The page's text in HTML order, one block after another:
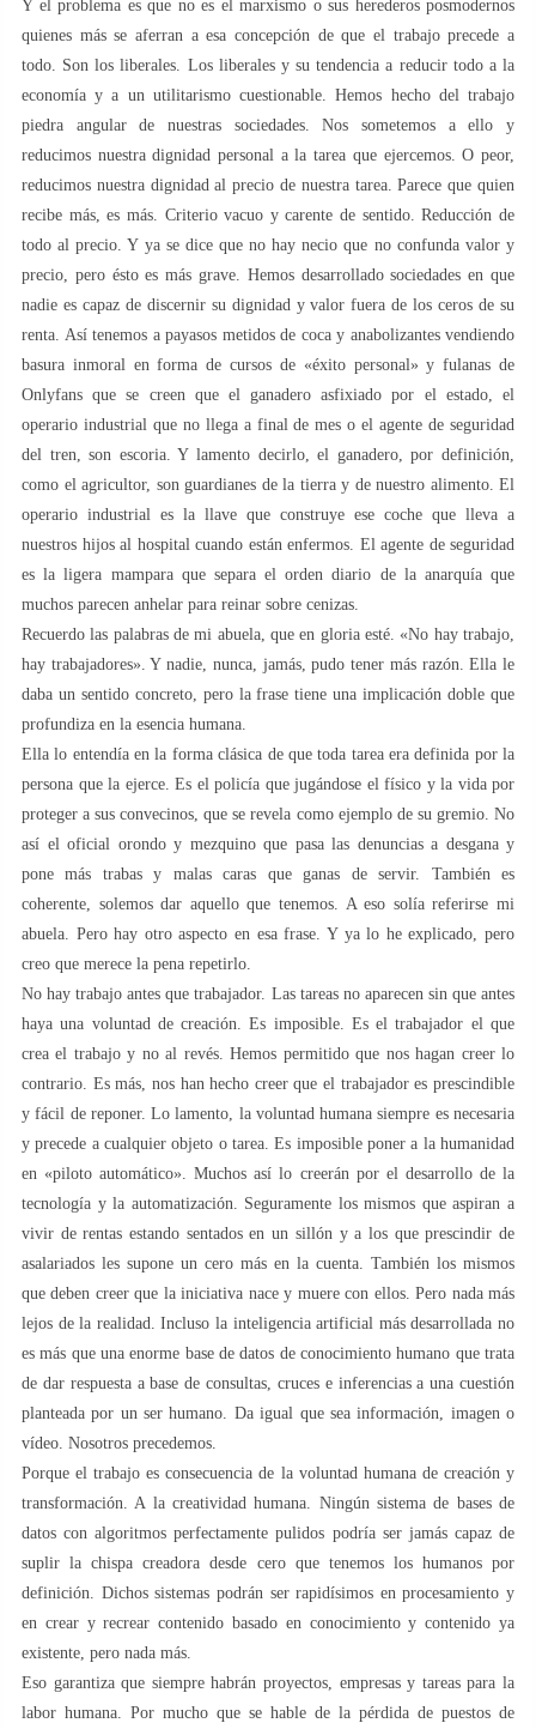
Y el problema es que no es el marxismo o sus herederos posmodernos
quienes más se aferran a esa concepción de que el trabajo precede a
todo. Son los liberales. Los liberales y su tendencia a reducir todo a la
economía y a un utilitarismo cuestionable. Hemos hecho del trabajo
piedra angular de nuestras sociedades. Nos sometemos a ello y
reducimos nuestra dignidad personal a la tarea que ejercemos. O peor,
reducimos nuestra dignidad al precio de nuestra tarea. Parece que quien
recibe más, es más. Criterio vacuo y carente de sentido. Reducción de
todo al precio. Y ya se dice que no hay necio que no confunda valor y
precio, pero ésto es más grave. Hemos desarrollado sociedades en que
nadie es capaz de discernir su dignidad y valor fuera de los ceros de su
renta. Así tenemos a payasos metidos de coca y anabolizantes vendiendo
basura inmoral en forma de cursos de «éxito personal» y fulanas de
Onlyfans que se creen que el ganadero asfixiado por el estado, el
operario industrial que no llega a final de mes o el agente de seguridad
del tren, son escoria. Y lamento decirlo, el ganadero, por definición,
como el agricultor, son guardianes de la tierra y de nuestro alimento. El
operario industrial es la llave que construye ese coche que lleva a
nuestros hijos al hospital cuando están enfermos. El agente de seguridad
es la ligera mampara que separa el orden diario de la anarquía que
muchos parecen anhelar para reinar sobre cenizas.
Recuerdo las palabras de mi abuela, que en gloria esté. «No hay trabajo,
hay trabajadores». Y nadie, nunca, jamás, pudo tener más razón. Ella le
daba un sentido concreto, pero la frase tiene una implicación doble que
profundiza en la esencia humana.
Ella lo entendía en la forma clásica de que toda tarea era definida por la
persona que la ejerce. Es el policía que jugándose el físico y la vida por
proteger a sus convecinos, que se revela como ejemplo de su gremio. No
así el oficial orondo y mezquino que pasa las denuncias a desgana y
pone más trabas y malas caras que ganas de servir. También es
coherente, solemos dar aquello que tenemos. A eso solía referirse mi
abuela. Pero hay otro aspecto en esa frase. Y ya lo he explicado, pero
creo que merece la pena repetirlo.
No hay trabajo antes que trabajador. Las tareas no aparecen sin que antes
haya una voluntad de creación. Es imposible. Es el trabajador el que
crea el trabajo y no al revés. Hemos permitido que nos hagan creer lo
contrario. Es más, nos han hecho creer que el trabajador es prescindible
y fácil de reponer. Lo lamento, la voluntad humana siempre es necesaria
y precede a cualquier objeto o tarea. Es imposible poner a la humanidad
en «piloto automático». Muchos así lo creerán por el desarrollo de la
tecnología y la automatización. Seguramente los mismos que aspiran a
vivir de rentas estando sentados en un sillón y a los que prescindir de
asalariados les supone un cero más en la cuenta. También los mismos
que deben creer que la iniciativa nace y muere con ellos. Pero nada más
lejos de la realidad. Incluso la inteligencia artificial más desarrollada no
es más que una enorme base de datos de conocimiento humano que trata
de dar respuesta a base de consultas, cruces e inferencias a una cuestión
planteada por un ser humano. Da igual que sea información, imagen o
vídeo. Nosotros precedemos.
Porque el trabajo es consecuencia de la voluntad humana de creación y
transformación. A la creatividad humana. Ningún sistema de bases de
datos con algoritmos perfectamente pulidos podría ser jamás capaz de
suplir la chispa creadora desde cero que tenemos los humanos por
definición. Dichos sistemas podrán ser rapidísimos en procesamiento y
en crear y recrear contenido basado en conocimiento y contenido ya
existente, pero nada más.
Eso garantiza que siempre habrán proyectos, empresas y tareas para la
labor humana. Por mucho que se hable de la pérdida de puestos de